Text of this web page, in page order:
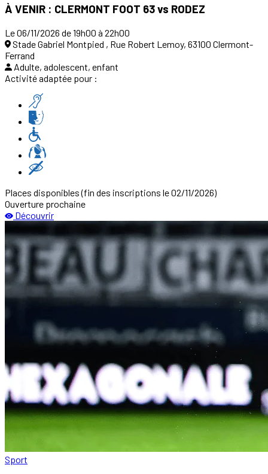
À VENIR : CLERMONT FOOT 63 vs RODEZ
Le 06/11/2026 de 19h00 à 22h00
Stade Gabriel Montpied , Rue Robert Lemoy, 63100 Clermont-
Ferrand
Adulte, adolescent, enfant
Activité adaptée pour :
Places disponibles(fin des inscriptions le 02/11/2026)
Ouverture prochaine
Découvrir
Sport